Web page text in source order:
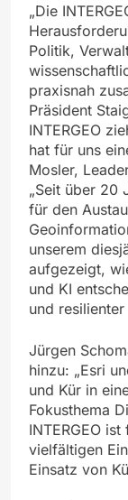
„Die
Politik,
praxisnah
Präsident
INTERGEO
hat für uns
Mosler,
„Seit über 20
für den
unserem
aufgezeigt,
und KI
und
Jürgen
hinzu: „Esri
und Kür in
Fokusthema
INTERGEO
vielfältigen
Einsatz von